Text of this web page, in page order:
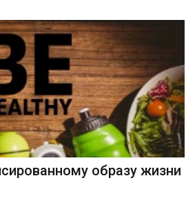
образу жизни